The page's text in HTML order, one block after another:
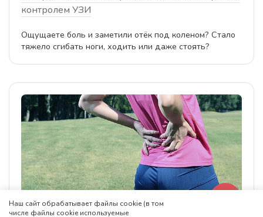
контролем УЗИ
Ощущаете боль и заметили отёк под коленом? Стало
тяжело сгибать ноги, ходить или даже стоять?
Наш сайт обрабатывает файлы cookie (в том
числе файлы cookie используемые